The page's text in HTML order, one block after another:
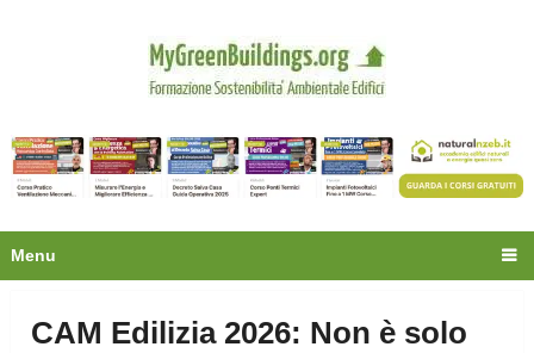
Menu
CAM Edilizia 2026: Non è solo
Privacy
Oltre 30.000 tecnici
fanno già parte della